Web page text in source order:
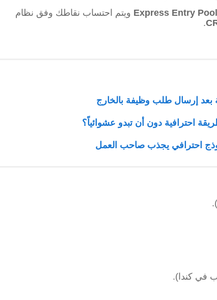
Express Entry Pool ويتم احتساب نقاطك وفق نظام
بعد إرسال طلب وظيفة بالخارج
احترافية دون أن تبدو عشوائياً؟
احترافي يجذب صاحب العمل
في كندا).